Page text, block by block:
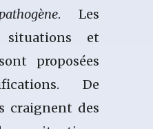
. Les
situations et
proposées
De
craignent des